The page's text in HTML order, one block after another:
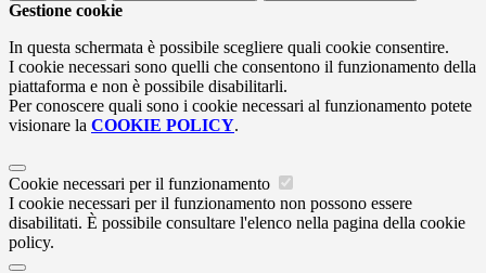
Gestione cookie
In questa schermata è possibile scegliere quali cookie consentire.
I cookie necessari sono quelli che consentono il funzionamento della
piattaforma e non è possibile disabilitarli.
Per conoscere quali sono i cookie necessari al funzionamento potete
visionare la COOKIE POLICY.
Cookie necessari per il funzionamento
I cookie necessari per il funzionamento non possono essere
disabilitati. È possibile consultare l'elenco nella pagina della cookie
policy.